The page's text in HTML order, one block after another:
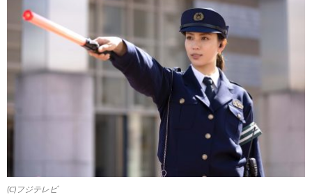
(C)フジテレビ